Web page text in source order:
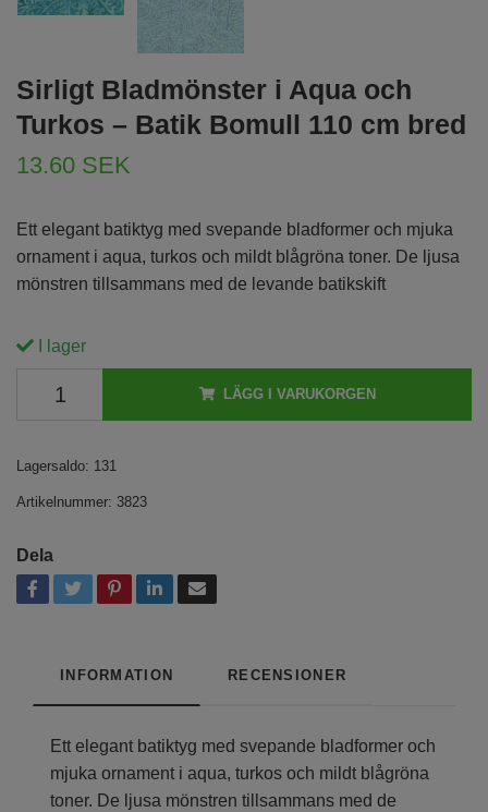
Sirligt Bladmönster i Aqua och
Turkos – Batik Bomull 110 cm bred
13.60 SEK
Ett elegant batiktyg med svepande bladformer och mjuka
ornament i aqua, turkos och mildt blågröna toner. De ljusa
mönstren tillsammans med de levande batikskift
I lager
LÄGG I VARUKORGEN
Lagersaldo: 131
Artikelnummer: 3823
Dela
INFORMATION RECENSIONER
Ett elegant batiktyg med svepande bladformer och
mjuka ornament i aqua, turkos och mildt blågröna
toner. De ljusa mönstren tillsammans med de